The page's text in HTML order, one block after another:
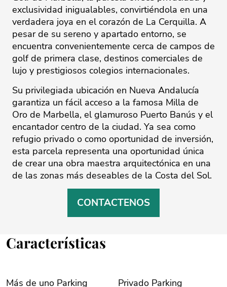
exclusividad inigualables, convirtiéndola en una
verdadera joya en el corazón de La Cerquilla. A
pesar de su sereno y apartado entorno, se
encuentra convenientemente cerca de campos de
golf de primera clase, destinos comerciales de
lujo y prestigiosos colegios internacionales.
Su privilegiada ubicación en Nueva Andalucía
garantiza un fácil acceso a la famosa Milla de
Oro de Marbella, el glamuroso Puerto Banús y el
encantador centro de la ciudad. Ya sea como
refugio privado o como oportunidad de inversión,
esta parcela representa una oportunidad única
de crear una obra maestra arquitectónica en una
de las zonas más deseables de la Costa del Sol.
CONTACTENOS
Características
Más de uno Parking
Privado Parking